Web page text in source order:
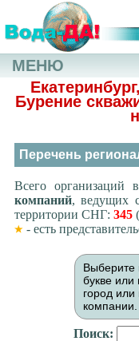
Бурение
Перечень
Всего организаций
компаний, ведущих
территории СНГ: 345(
- есть
Выберите
букве или
город или
компании.
Поиск:
МЕНЮ